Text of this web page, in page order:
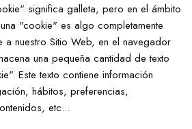
significa galleta, pero en el ámbito
"cookie" es algo completamente
a nuestro Sitio Web, en el navegador
una pequeña cantidad de texto
Este texto contiene información
hábitos, preferencias,
etc...